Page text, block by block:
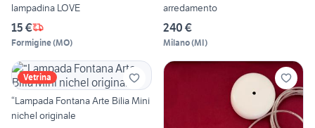
lampadina LOVE
15 €
Formigine(MO)
arredamento
240 €
Milano(MI)
Vetrina
“Lampada Fontana Arte Bilia Mini
nichel originale